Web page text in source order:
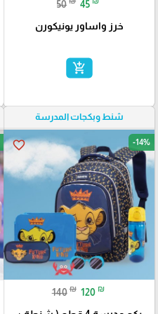
50 45
خرز واساور يونيكورن
add_shopping_cart
شنط وبكجات المدرسة
favorite_border -14%
140 ₪ 120 ₪